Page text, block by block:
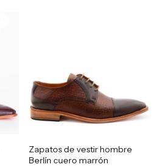
Zapatos de vestir hombre
Berlín cuero marrón